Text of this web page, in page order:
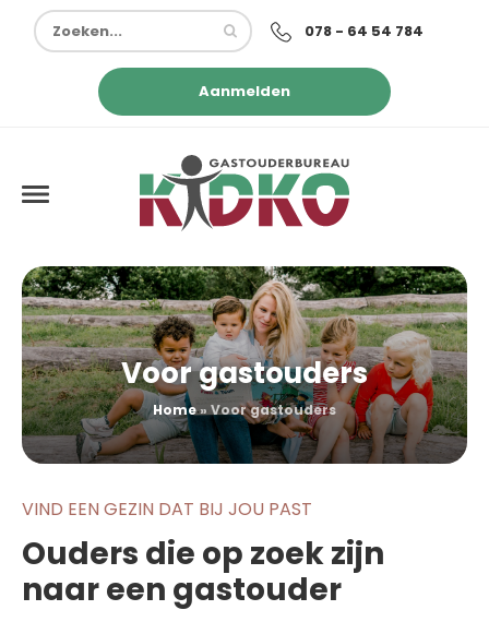
078 - 64 54 784
Aanmelden
Voor gastouders
Home» Voor gastouders
VIND EEN GEZIN DAT BIJ JOU PAST
Ouders die op zoek zijn
naar een gastouder